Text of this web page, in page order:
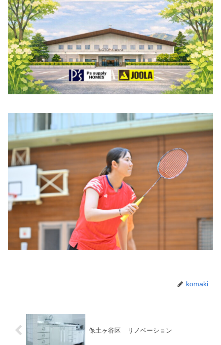
komaki
保土ヶ谷区 リノベーション